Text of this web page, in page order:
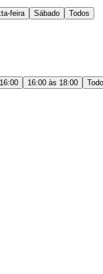
feira Sábado Todos
16:00 às 18:00